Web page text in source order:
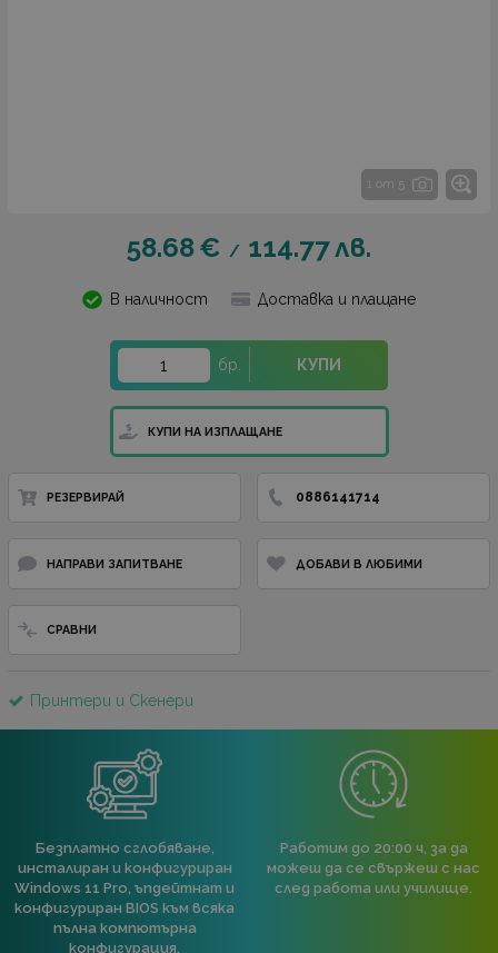
1 от 5
58.68€ / 114.77лв.
В наличност Доставка и плащане
бр. КУПИ
КУПИ НА ИЗПЛАЩАНЕ
РЕЗЕРВИРАЙ 0886141714
НАПРАВИ ЗАПИТВАНЕ ДОБАВИ В ЛЮБИМИ
СРАВНИ
Принтери и Скенери
Безплатно сглобяване,
инсталиран и конфигуриран
Windows 11 Pro, ъпдейтнат и
конфигуриран BIOS към всяка
пълна компютърна
конфигурация.
Работим до 20:00 ч, за да
можеш да се свържеш с нас
след работа или училище.